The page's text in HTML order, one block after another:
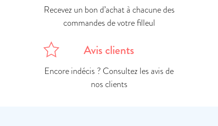
Recevez un bon d’achat à chacune des
commandes de votre filleul
Avis clients
Encore indécis ? Consultez les avis de
nos clients